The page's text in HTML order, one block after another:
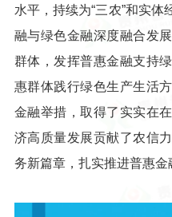
水平，持续为“三农”和实
融与绿色金融深度融合发
群体，发挥普惠金融支持
惠群体践行绿色生产生活
金融举措，取得了实实在
济高质量发展贡献了农信
务新篇章，扎实推进普惠金